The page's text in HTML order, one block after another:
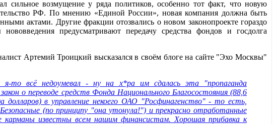
сильное возмущение у ряда политиков, особенно тот факт, что новую
РФ. По мнению «Единой России», новая компания должна быть
актами. Другие фракции отозвались о новом законопроекте гораздо
предусматривают передачу средства фондов и госдолга
Артемий Троицкий высказался в своём блоге на сайте "Эхо Москвы"
я-то всё недоумевал - ну на х*ра им сдалась эта "пропаганда
о переводе средств Фонда Национального Благосостояния (88,6
долларов) в управление некоего ОАО "Росфинагенство" - то есть,
(по принципу "она утонула!") и прекрасно отработанные
известны всем нашим финансистам. Хорошая прибавка к